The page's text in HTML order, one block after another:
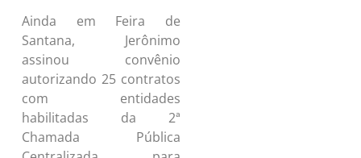
Ainda em Feira de
Santana, Jerônimo
assinou convênio
autorizando 25 contratos
com entidades
habilitadas da 2ª
Chamada Pública